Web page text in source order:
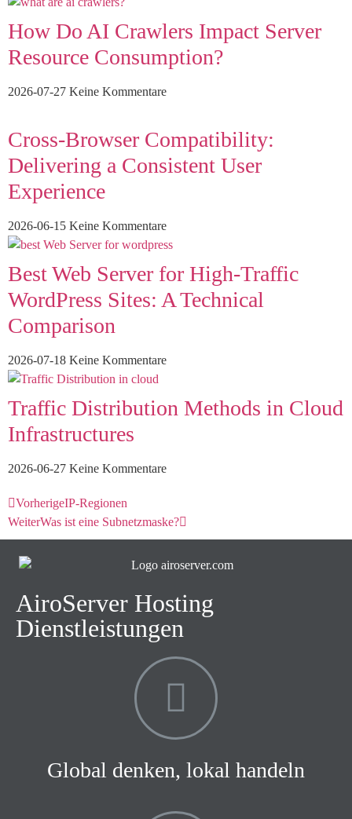
How Do AI Crawlers Impact Server
Resource Consumption?
2026-07-27 Keine Kommentare
Cross-Browser Compatibility:
Delivering a Consistent User
Experience
2026-06-15 Keine Kommentare
Best Web Server for High-Traffic
WordPress Sites: A Technical
Comparison
2026-07-18 Keine Kommentare
Traffic Distribution Methods in Cloud
Infrastructures
2026-06-27 Keine Kommentare
VorherigeIP-Regionen
WeiterWas ist eine Subnetzmaske?
AiroServer Hosting
Dienstleistungen
Global denken, lokal handeln